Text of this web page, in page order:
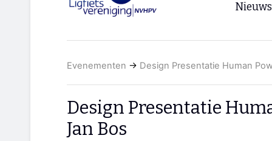
Nieuws
Evenementen → Design Presentatie Human
Design Presentatie
Jan Bos